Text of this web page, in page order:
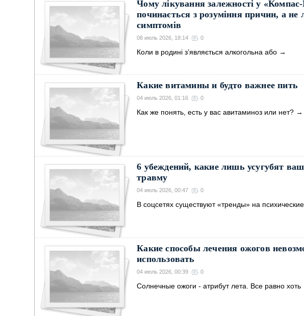
Чому лікування залежності у
починається з розуміння причин, а не
симптомів
08 июль 2026, 18:14 0
Коли в родині з’являється алкогольна або →
Какие витамины и будто важнее пить
04 июль 2026, 01:16 0
Как же понять, есть у вас авитаминоз или нет? →
6 убеждений, какие лишь усугубят
травму
04 июль 2026, 00:47 0
В соцсетях существуют «тренды» на психические
Какие способы лечения ожогов
использовать
04 июль 2026, 00:39 0
Солнечные ожоги - атрибут лета. Все равно хоть